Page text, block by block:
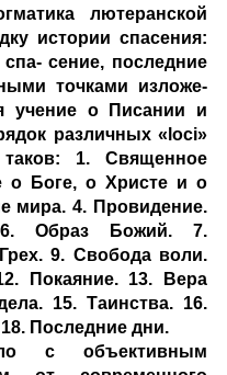
лютеранской
истории спасения:
сение, последние
точками изложе-
учение о Писании и
различных «loci»
1. Священное
о Боге, о Христе и о
мира. 4. Провидение.
Образ Божий. 7.
9. Свобода воли.
Покаяние. 13. Вера
15. Таинства. 16.
Последние дни.
с объективным